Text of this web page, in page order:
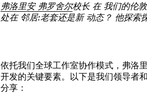
弗洛里安 弗罗舍尔校长 在 我们的伦
处在 邻居:老套还是新动态？ 他探索
依托我们全球工作室协作模式，弗洛
开发的关键要素。以下是我们领导者
分享：